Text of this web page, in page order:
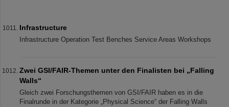
Infrastructure
Infrastructure Operation Test Benches Service Areas Workshops
Zwei GSI/FAIR-Themen unter den Finalisten bei „Falling
Walls“
Gleich zwei Forschungsthemen von GSI/FAIR haben es in die
Finalrunde in der Kategorie „Physical Science“ der Falling Walls